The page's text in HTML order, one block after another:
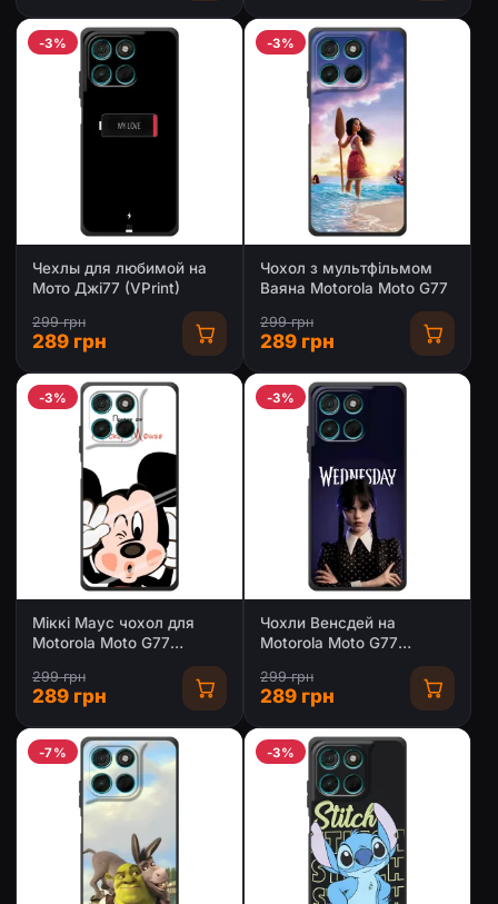
-3%
Чехлы для любимой на
Мото Джі77 (VPrint)
299 грн
289 грн
-3%
Чохол з мультфільмом
Ваяна Motorola Moto G77
299 грн
289 грн
-3%
Міккі Маус чохол для
Motorola Moto G77
(AlphaPrint - Мультяшні)
299 грн
289 грн
-3%
Чохли Венсдей на
Motorola Moto G77
299 грн
289 грн
-7% -3%